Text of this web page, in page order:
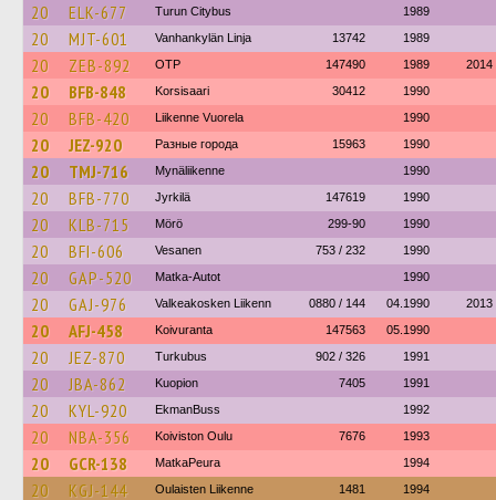
20 ELK-677 Turun Citybus 1989
20 MJT-601 Vanhankylän Linja 13742 1989
20 ZEB-892 OTP 147490 1989 2014
20 BFB-848 Korsisaari 30412 1990
20 BFB-420 Liikenne Vuorela 1990
20 JEZ-920 Разные города 15963 1990
20 TMJ-716 Mynäliikenne 1990
20 BFB-770 Jyrkilä 147619 1990
20 KLB-715 Mörö 299-90 1990
20 BFI-606 Vesanen 753 / 232 1990
20 GAP-520 Matka-Autot 1990
20 GAJ-976 Valkeakosken Liikenn 0880 / 144 04.1990 2013
20 AFJ-458 Koivuranta 147563 05.1990
20 JEZ-870 Turkubus 902 / 326 1991
20 JBA-862 Kuopion 7405 1991
20 KYL-920 EkmanBuss 1992
20 NBA-356 Koiviston Oulu 7676 1993
20 GCR-138 MatkaPeura 1994
20 KGJ-144 Oulaisten Liikenne 1481 1994